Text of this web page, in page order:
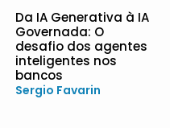
Da IA Generativa à IA
Governada: O
desafio dos agentes
inteligentes nos
bancos
Sergio Favarin